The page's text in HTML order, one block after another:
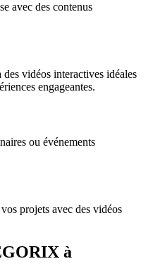
avec des contenus
vidéos interactives idéales
engageantes.
ou événements
projets avec des vidéos
à